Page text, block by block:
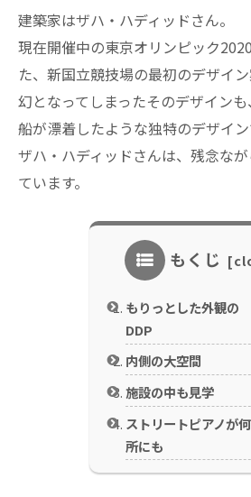
建築家はザハ・ハディッドさん。
現在開催中の東京オリンピック
た、新国立競技場の最初のデザイン
幻となってしまったそのデザイン
船が漂着したような独特のデザイン
ザハ・ハディッドさんは、残念な
ています。
もくじ
もりっとした外観の
DDP
内側の大空間
施設の中も見学
ストリートピアノが
所にも